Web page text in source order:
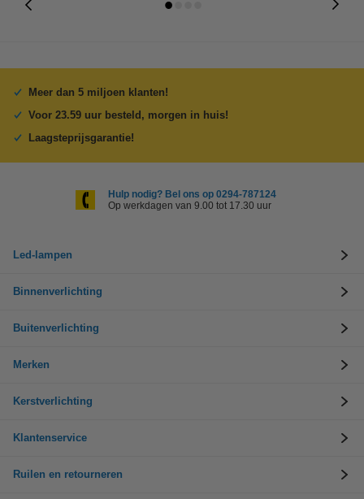
Meer dan 5 miljoen klanten!
Voor 23.59 uur besteld, morgen in huis!
Laagsteprijsgarantie!
Hulp nodig? Bel ons op 0294-787124
Op werkdagen van 9.00 tot 17.30 uur
Led-lampen
Binnenverlichting
Buitenverlichting
Merken
Kerstverlichting
Klantenservice
Ruilen en retourneren